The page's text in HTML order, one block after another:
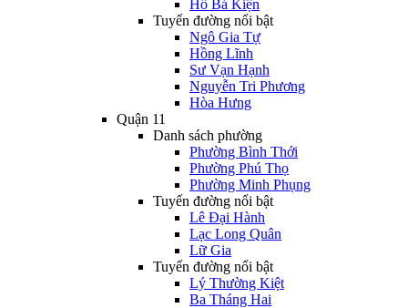
Hồ Bá Kiện
Tuyến đường nổi bật
Ngô Gia Tự
Hồng Lĩnh
Sư Vạn Hạnh
Nguyễn Tri Phương
Hòa Hưng
Quận 11
Danh sách phường
Phường Bình Thới
Phường Phú Thọ
Phường Minh Phụng
Tuyến đường nổi bật
Lê Đại Hành
Lạc Long Quân
Lữ Gia
Tuyến đường nổi bật
Lý Thường Kiệt
Ba Tháng Hai